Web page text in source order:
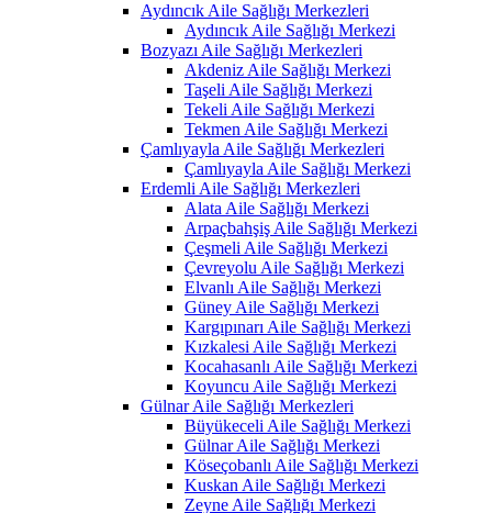
Aydıncık Aile Sağlığı Merkezleri
Aydıncık Aile Sağlığı Merkezi
Bozyazı Aile Sağlığı Merkezleri
Akdeniz Aile Sağlığı Merkezi
Taşeli Aile Sağlığı Merkezi
Tekeli Aile Sağlığı Merkezi
Tekmen Aile Sağlığı Merkezi
Çamlıyayla Aile Sağlığı Merkezleri
Çamlıyayla Aile Sağlığı Merkezi
Erdemli Aile Sağlığı Merkezleri
Alata Aile Sağlığı Merkezi
Arpaçbahşiş Aile Sağlığı Merkezi
Çeşmeli Aile Sağlığı Merkezi
Çevreyolu Aile Sağlığı Merkezi
Elvanlı Aile Sağlığı Merkezi
Güney Aile Sağlığı Merkezi
Kargıpınarı Aile Sağlığı Merkezi
Kızkalesi Aile Sağlığı Merkezi
Kocahasanlı Aile Sağlığı Merkezi
Koyuncu Aile Sağlığı Merkezi
Gülnar Aile Sağlığı Merkezleri
Büyükeceli Aile Sağlığı Merkezi
Gülnar Aile Sağlığı Merkezi
Köseçobanlı Aile Sağlığı Merkezi
Kuskan Aile Sağlığı Merkezi
Zeyne Aile Sağlığı Merkezi